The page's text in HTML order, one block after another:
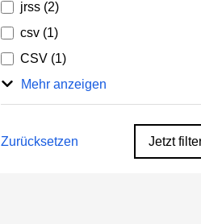
jrss (2)
csv (1)
CSV (1)
Mehr anzeigen
Zurücksetzen Jetzt